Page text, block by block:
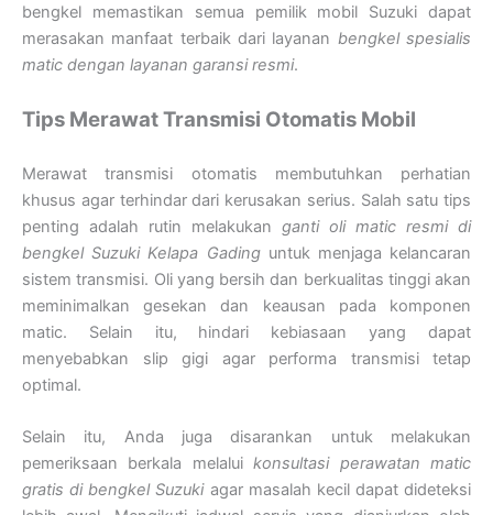
bengkel memastikan semua pemilik mobil Suzuki dapat
merasakan manfaat terbaik dari layanan bengkel spesialis
matic dengan layanan garansi resmi.
Tips Merawat Transmisi Otomatis Mobil
Merawat transmisi otomatis membutuhkan perhatian
khusus agar terhindar dari kerusakan serius. Salah satu tips
penting adalah rutin melakukan ganti oli matic resmi di
bengkel Suzuki Kelapa Gadinguntuk menjaga kelancaran
sistem transmisi. Oli yang bersih dan berkualitas tinggi akan
meminimalkan gesekan dan keausan pada komponen
matic. Selain itu, hindari kebiasaan yang dapat
menyebabkan slip gigi agar performa transmisi tetap
optimal.
Selain itu, Anda juga disarankan untuk melakukan
pemeriksaan berkala melaluikonsultasi perawatan matic
gratis di bengkel Suzukiagar masalah kecil dapat dideteksi